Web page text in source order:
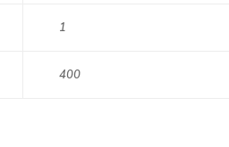
1
400